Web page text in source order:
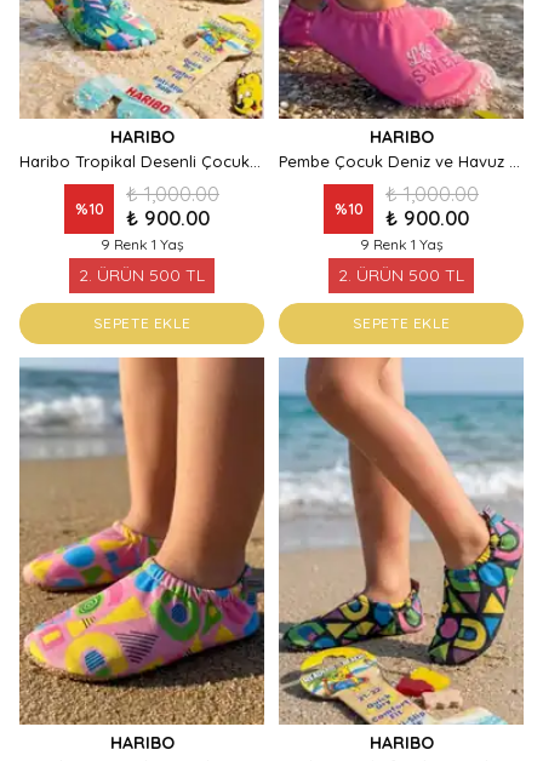
HARIBO
%10
₺ 1,000.00
₺ 900.00
9 Renk 1 Yaş
2. ÜRÜN 500 TL
SEPETE EKLE
HARIBO
%10
₺ 1,000.00
₺ 900.00
9 Renk 1 Yaş
2. ÜRÜN 500 TL
SEPETE EKLE
HARIBO HARIBO